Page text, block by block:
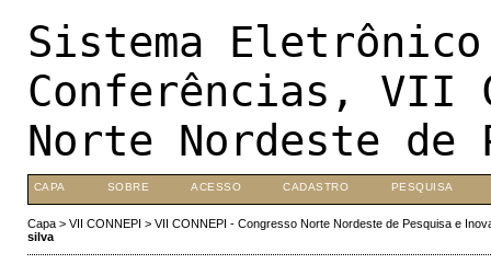
Sistema
Conferências, VII
Norte Nordeste de
CAPA SOBRE ACESSO CADASTRO PESQUISA
Capa> VII CONNEPI > VII CONNEPI - Congresso Norte Nordeste de Pesquisa e
silva